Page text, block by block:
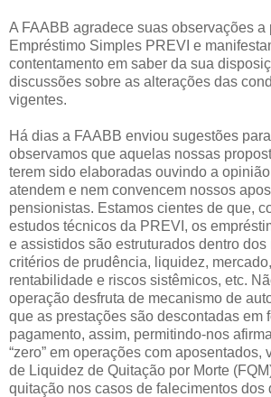
A FAABB agradece suas observações a
Empréstimo Simples PREVI e
contentamento em saber da sua
discussões sobre as alterações das
vigentes.
Há dias a FAABB enviou sugestões
observamos que aquelas nossas
terem sido elaboradas ouvindo a
atendem e nem convencem nossos
pensionistas. Estamos cientes de que,
estudos técnicos da PREVI, os
e assistidos são estruturados dentro
critérios de prudência, liquidez,
rentabilidade e riscos sistêmicos, etc.
operação desfruta de mecanismo de
que as prestações são descontadas em
pagamento, assim, permitindo-nos
“zero” em operações com aposentados,
de Liquidez de Quitação por Morte
quitação nos casos de falecimentos dos